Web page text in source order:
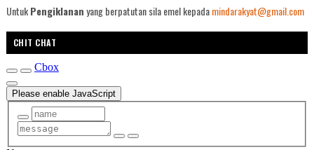
UntukPengiklananyang berpatutan sila emel kepadamindarakyat@gmail.com
CHIT CHAT